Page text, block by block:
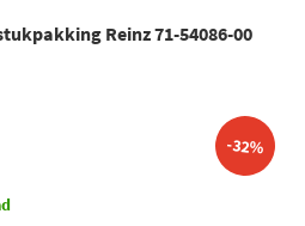
Reinz 71-54086-00
-32%